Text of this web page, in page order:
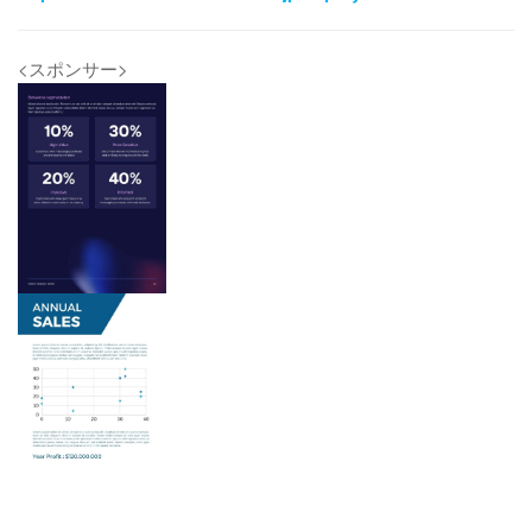
<スポンサー>